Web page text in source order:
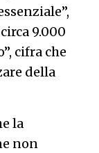
9.000
cifra che
della
la
non